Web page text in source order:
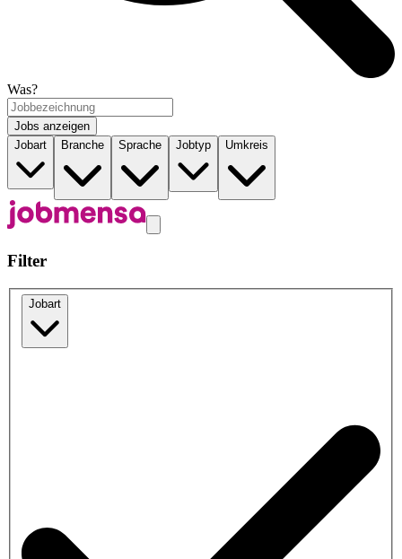
Was?
Jobs anzeigen
Jobart
Branche Sprache Jobtyp Umkreis
Filter
Jobart